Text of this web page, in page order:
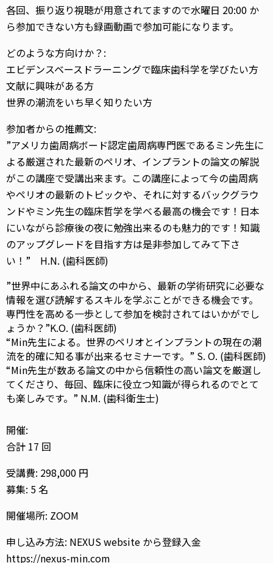
各回、振り返り視聴が用意されてますので水曜日 20:00 か
ら参加できない方も録画動画で参加可能になります。
どのような方向けか？:
エビデンスベースドラーニングで臨床歯科学を学びたい方
文献に興味がある方
世界の潮流をいち早く知りたい方
参加者からの推薦文:
”アメリカ歯周病ボード認定歯周病専門医であるミン先生に
よる厳選された最新のペリオ、インプラントの論文の解説
がこの講座で受講出来ます。この講座によって今の歯周病
やペリオの最新のトピックや、それに対するバックグラウ
ンドやミン先生の臨床哲学を学べる最高の機会です！日本
にいながら診療後の夜に勉強出来るのも魅力的です！知識
のアップグレードを目指す方は是非参加してみて下さ
い！” H.N. (歯科医師)
”世界中にあふれる論文の中から、 最新の学術研究に必要な
情報を選び読解するスキルを学ぶことができる機会です。
専門性を高める一歩として参加を検討されてはいかがでし
ょうか？”K.O. (歯科医師)
“Min先生による。世界のペリオとインプラントの現在の潮
流を的確に知る事が出来るセミナーです。” S. O. (歯科医師)
“Min先生が数ある論文の中から信頼性の高い論文を厳選し
てくださり、毎回、臨床に役立つ知識が得られるのでとて
も楽しみです。 ” N.M. (歯科衛生士)
開催:
合計 17 回
受講費: 298,000 円
募集: 5 名
開催場所: ZOOM
申し込み方法: NEXUS website から登録入金
https://nexus-min.com